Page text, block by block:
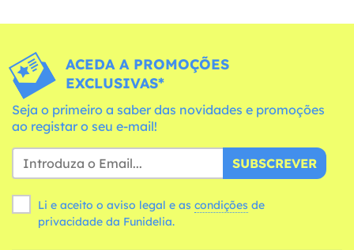
ACEDA A PROMOÇÕES
EXCLUSIVAS*
Seja o primeiro a saber das novidades e promoções
ao registar o seu e-mail!
SUBSCREVER
Li e aceito o aviso legal e as condições
privacidade da Funidelia.